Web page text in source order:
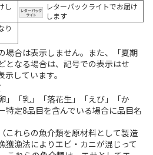
し
レターパックライトでお届け
します
り
場合は表示しません。また、「夏期
となる場合は、記号での表示はせ
しています。
」「乳」「落花生」「えび」「か
特定8品目を含んでいる場合に品目名
これらの魚介類を原材料として製造
獲漁法によりエビ・カニが混じって